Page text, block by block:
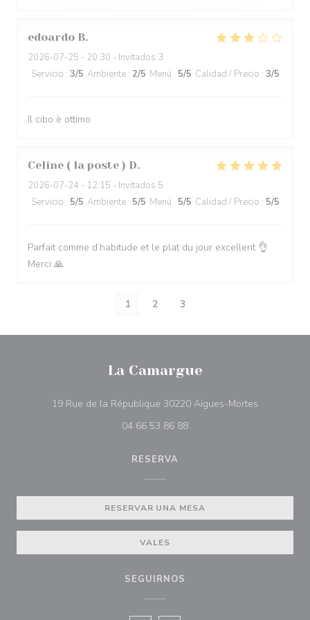
edoardo B
2026-07-25 - 20:30 - Invitados 3
Servicio : 3/5 Ambiente : 2/5 Menú : 5/5 Calidad / Precio : 3/5
Il cibo è ottimo
Celine ( la poste ) D
2026-07-24 - 12:15 - Invitados 5
Servicio : 5/5 Ambiente : 5/5 Menú : 5/5 Calidad / Precio : 5/5
Parfait comme d’habitude et le plat du jour excellent 👌
Merci 🙏
1 2 3
La Camargue
19 Rue de la République 30220 Aigues-Mortes
04 66 53 86 88
RESERVA
RESERVAR UNA MESA
VALES
SEGUIRNOS